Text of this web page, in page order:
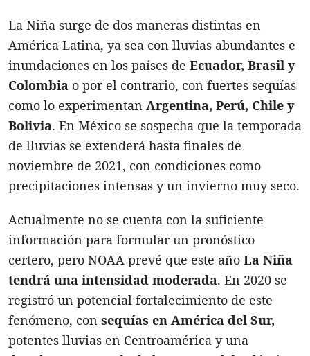
La Niña surge de dos maneras distintas en
América Latina, ya sea con lluvias abundantes e
inundaciones en los países de Ecuador, Brasil y
Colombia o por el contrario, con fuertes sequías
como lo experimentan Argentina, Perú, Chile y
Bolivia. En México se sospecha que la temporada
de lluvias se extenderá hasta finales de
noviembre de 2021, con condiciones como
precipitaciones intensas y un invierno muy seco.
Actualmente no se cuenta con la suficiente
información para formular un pronóstico
certero, pero NOAA prevé que este año La Niña
tendrá una intensidad moderada. En 2020 se
registró un potencial fortalecimiento de este
fenómeno, con sequías en América del Sur,
potentes lluvias en Centroamérica y una